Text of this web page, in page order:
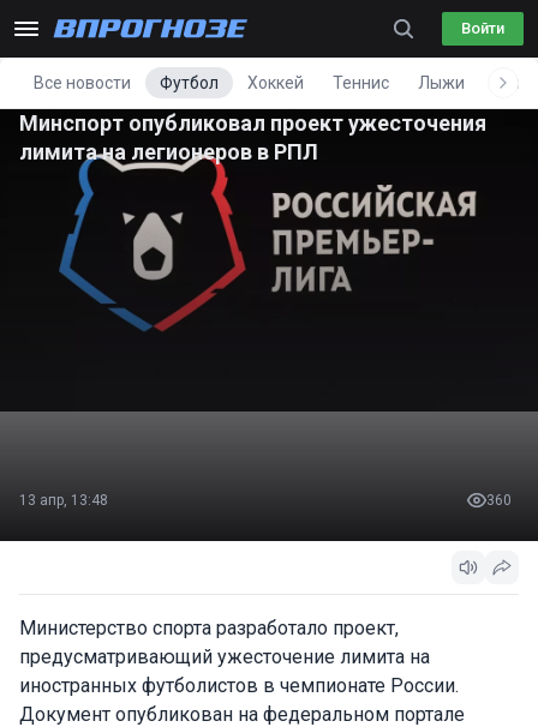
Войти
Все новости Футбол Хоккей Теннис Лыжи
Минспорт опубликовал проект ужесточения
лимита на легионеров в РПЛ
13 апр, 13:48 360
Министерство спорта разработало проект,
предусматривающий ужесточение лимита на
иностранных футболистов в чемпионате России.
Документ опубликован на федеральном портале